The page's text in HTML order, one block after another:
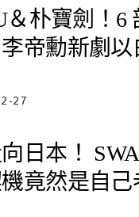
朴寶劍！6
帝勳新劇以
27
日本！
竟然是自